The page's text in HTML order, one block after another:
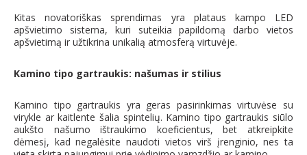
Kitas novatoriškas sprendimas yra plataus kampo LED
apšvietimo sistema, kuri suteikia papildomą darbo vietos
apšvietimą ir užtikrina unikalią atmosferą virtuvėje.
Kamino tipo gartraukis: našumas ir stilius
Kamino tipo gartraukis yra geras pasirinkimas virtuvėse su
virykle ar kaitlente šalia spintelių. Kamino tipo gartraukis siūlo
aukšto našumo ištraukimo koeficientus, bet atkreipkite
dėmesį, kad negalėsite naudoti vietos virš įrenginio, nes ta